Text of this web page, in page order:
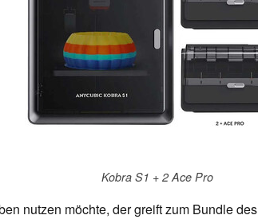
Kobra S1 + 2 Ace Pro
nutzen möchte, der greift zum Bundle des